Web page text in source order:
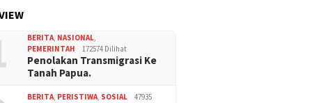
BERITA, NASIONAL,
PEMERINTAH
172574 Dilihat
Penolakan Transmigrasi Ke
Tanah Papua.
BERITA, PERISTIWA, SOSIAL
47935